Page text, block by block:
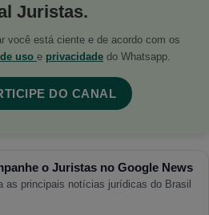
Juristas.
você está ciente e de acordo com os
uso e privacidade do Whatsapp.
DO CANAL
o Juristas no Google News
as principais notícias jurídicas do Brasil